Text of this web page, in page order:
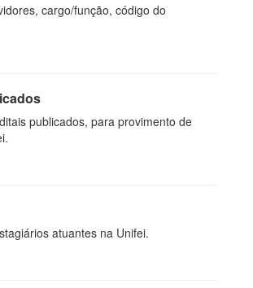
cargo/função, código do
publicados, para provimento de
atuantes na Unifei.